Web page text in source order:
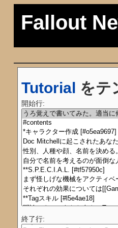
Fallout
Tutorial をテ
開始行:
終了行: